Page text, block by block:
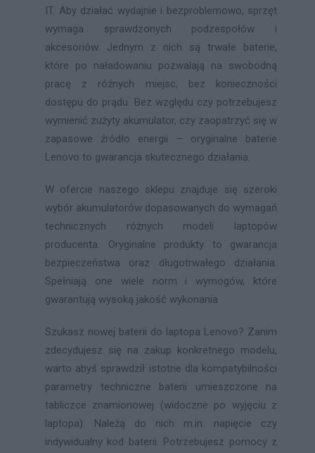
IT. Aby działać wydajnie i bezproblemowo, sprzęt
wymaga sprawdzonych podzespołów i
akcesoriów. Jednym z nich są trwałe baterie,
które po naładowaniu pozwalają na swobodną
pracę z różnych miejsc, bez konieczności
dostępu do prądu. Bez względu czy potrzebujesz
wymienić zużyty akumulator, czy zaopatrzyć się w
zapasowe źródło energii – oryginalne baterie
Lenovo to gwarancja skutecznego działania.
W ofercie naszego sklepu znajduje się szeroki
wybór akumulatorów dopasowanych do wymagań
technicznych różnych modeli laptopów
producenta. Oryginalne produkty to gwarancja
bezpieczeństwa oraz długotrwałego działania.
Spełniają one wiele norm i wymogów, które
gwarantują wysoką jakość wykonania
Szukasz nowej baterii do laptopa Lenovo? Zanim
zdecydujesz się na zakup konkretnego modelu,
warto abyś sprawdził istotne dla kompatybilności
parametry techniczne baterii umieszczone na
tabliczce znamionowej (widoczne po wyjęciu z
laptopa). Należą do nich m.in. napięcie czy
indywidualny kod baterii. Potrzebujesz pomocy z